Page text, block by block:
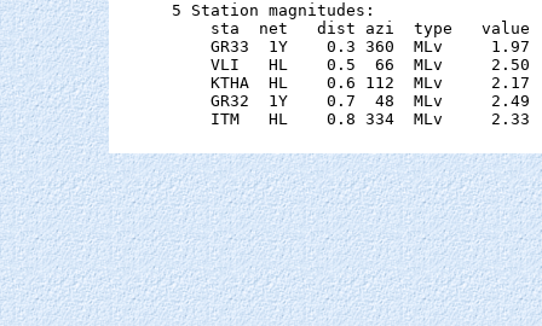
5 Station magnitudes:
sta  net   dist azi  type   value
GR33  1Y    0.3 360  MLv
VLI   HL    0.5  66  MLv
KTHA  HL    0.6 112  MLv
GR32  1Y    0.7  48  MLv
ITM   HL    0.8 334  MLv